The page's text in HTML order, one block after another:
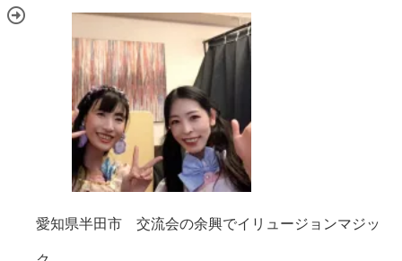
愛知県半田市 交流会の余興でイリュージョンマジッ